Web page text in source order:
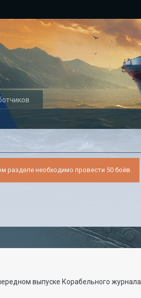
разделе необходимо провести 50 боёв.
выпуске Корабельного журнала.